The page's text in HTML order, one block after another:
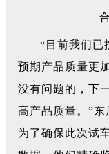
“目前我们已
预期产品质量更
没有问题的，下
高产品质量。”东
为了确保此次试